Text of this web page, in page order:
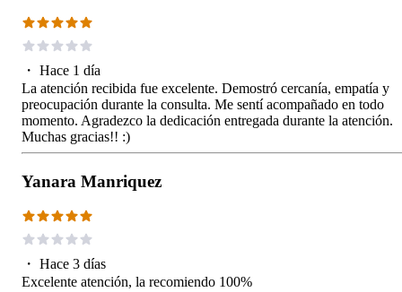
・ Hace 1 día
La atención recibida fue excelente. Demostró cercanía, empatía y
preocupación durante la consulta. Me sentí acompañado en todo
momento. Agradezco la dedicación entregada durante la atención.
Muchas gracias!! :)
Yanara Manriquez
・ Hace 3 días
Excelente atención, la recomiendo 100%